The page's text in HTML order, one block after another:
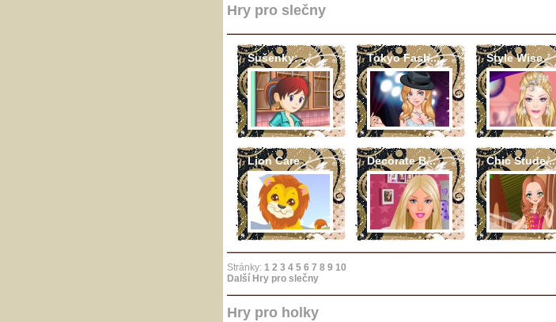
Hry pro slečny
Sušenky: ... Tokyo Fash... Style Wise
Lion Care Decorate B... Chic Stude...
Stránky: 1 2 3 4 5 6 7 8 9 10
Další Hry pro slečny
Hry pro holky